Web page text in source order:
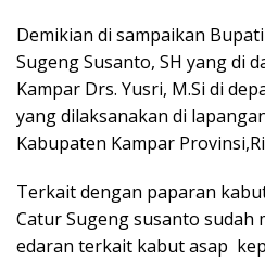
Demikian di sampaikan
Sugeng Susanto, SH yang di
Kampar Drs. Yusri, M.Si di
yang dilaksanakan di
Kabupaten Kampar
Terkait dengan paparan
Catur Sugeng susanto sudah
edaran terkait kabut asap